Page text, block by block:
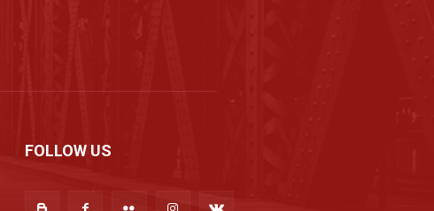
FOLLOW US